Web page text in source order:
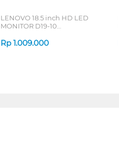
LENOVO 18.5 inch HD LED
MONITOR D19-10
Rp 1.009.000